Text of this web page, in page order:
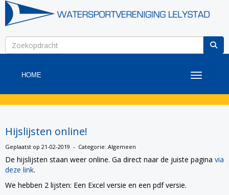
Toggle
HOME
Hijslijsten online!
Geplaatst op 21-02-2019 - Categorie: Algemeen
De hijslijsten staan weer online. Ga direct naar de juiste pagina via
deze link.
We hebben 2 lijsten: Een Excel versie en een pdf versie.